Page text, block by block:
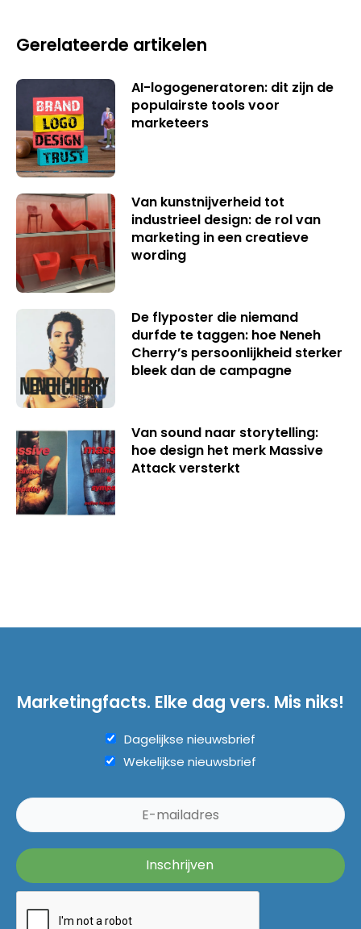
Gerelateerde artikelen
AI-logogeneratoren: dit zijn de
populairste tools voor
marketeers
Van kunstnijverheid tot
industrieel design: de rol van
marketing in een creatieve
wording
De flyposter die niemand
durfde te taggen: hoe Neneh
Cherry’s persoonlijkheid sterker
bleek dan de campagne
Van sound naar storytelling:
hoe design het merk Massive
Attack versterkt
Marketingfacts. Elke dag vers. Mis niks!
Dagelijkse nieuwsbrief
Wekelijkse nieuwsbrief